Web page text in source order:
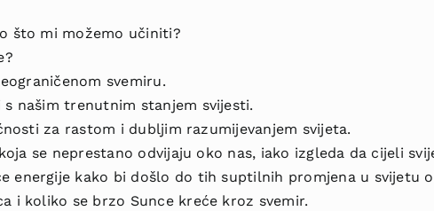
što mi možemo učiniti?
svemiru.
našim trenutnim stanjem svijesti.
za rastom i dubljim razumijevanjem svijeta.
se neprestano odvijaju oko nas, iako izgleda da cijeli
energije kako bi došlo do tih suptilnih promjena u svijetu
i koliko se brzo Sunce kreće kroz svemir.